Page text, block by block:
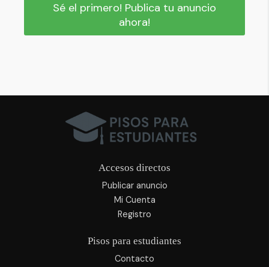
Sé el primero! Publica tu anuncio
ahora!
Accesos directos
Publicar anuncio
Mi Cuenta
Registro
Pisos para estudiantes
Contacto